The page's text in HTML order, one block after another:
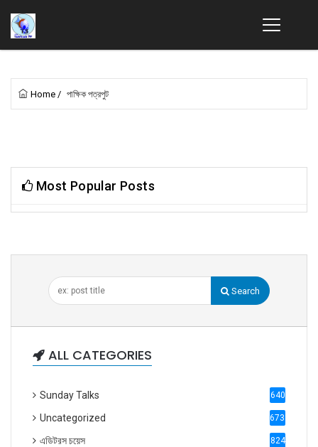
Home / পাক্ষিক পত্রপুট
Most Popular Posts
Search
ALL CATEGORIES
Sunday Talks 640
Uncategorized 6738
এডিটরস চয়েস 824